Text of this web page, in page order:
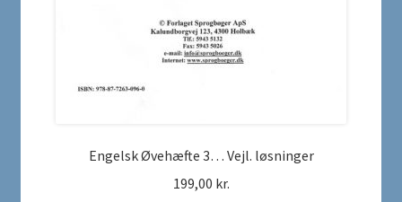
Engelsk Øvehæfte 3… Vejl. løsninger
199,00 kr.